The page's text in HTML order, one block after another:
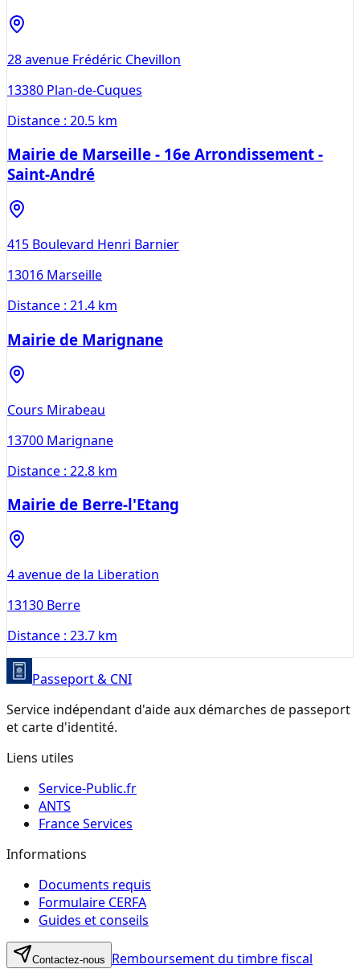
28 avenue Frédéric Chevillon
13380 Plan-de-Cuques
Distance : 20.5 km
Mairie de Marseille - 16e Arrondissement -
Saint-André
415 Boulevard Henri Barnier
13016 Marseille
Distance : 21.4 km
Mairie de Marignane
Cours Mirabeau
13700 Marignane
Distance : 22.8 km
Mairie de Berre-l'Etang
4 avenue de la Liberation
13130 Berre
Distance : 23.7 km
Passeport & CNI
Service indépendant d'aide aux démarches de passeport
et carte d'identité.
Liens utiles
Service-Public.fr
ANTS
France Services
Informations
Documents requis
Formulaire CERFA
Guides et conseils
Contactez-nous Remboursement du timbre fiscal